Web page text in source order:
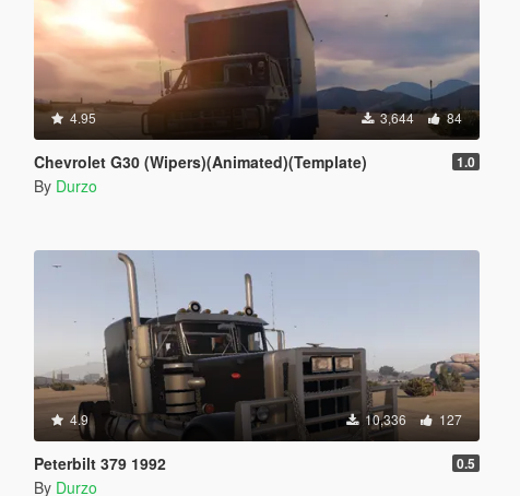
4.95 3,644 84
Chevrolet G30 (Wipers)(Animated)(Template) 1.0
By Durzo
4.9 10,336 127
Peterbilt 379 1992 0.5
By Durzo